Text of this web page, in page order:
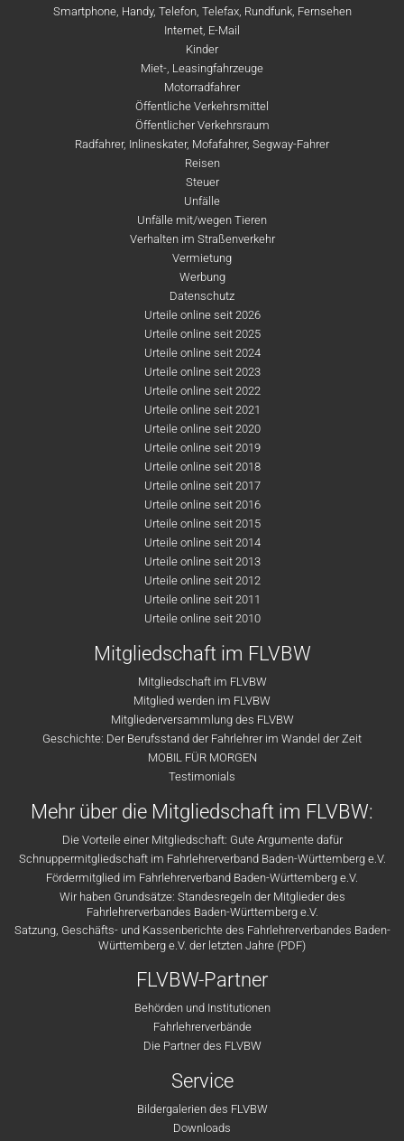
Smartphone, Handy, Telefon, Telefax, Rundfunk, Fernsehen
Internet, E-Mail
Kinder
Miet-, Leasingfahrzeuge
Motorradfahrer
Öffentliche Verkehrsmittel
Öffentlicher Verkehrsraum
Radfahrer, Inlineskater, Mofafahrer, Segway-Fahrer
Reisen
Steuer
Unfälle
Unfälle mit/wegen Tieren
Verhalten im Straßenverkehr
Vermietung
Werbung
Datenschutz
Urteile online seit 2026
Urteile online seit 2025
Urteile online seit 2024
Urteile online seit 2023
Urteile online seit 2022
Urteile online seit 2021
Urteile online seit 2020
Urteile online seit 2019
Urteile online seit 2018
Urteile online seit 2017
Urteile online seit 2016
Urteile online seit 2015
Urteile online seit 2014
Urteile online seit 2013
Urteile online seit 2012
Urteile online seit 2011
Urteile online seit 2010
Mitgliedschaft im FLVBW
Mitgliedschaft im FLVBW
Mitglied werden im FLVBW
Mitgliederversammlung des FLVBW
Geschichte: Der Berufsstand der Fahrlehrer im Wandel der Zeit
MOBIL FÜR MORGEN
Testimonials
Mehr über die Mitgliedschaft im FLVBW:
Die Vorteile einer Mitgliedschaft: Gute Argumente dafür
Schnuppermitgliedschaft im Fahrlehrerverband Baden-Württemberg e.V.
Fördermitglied im Fahrlehrerverband Baden-Württemberg e.V.
Wir haben Grundsätze: Standesregeln der Mitglieder des
Fahrlehrerverbandes Baden-Württemberg e.V.
Satzung, Geschäfts- und Kassenberichte des Fahrlehrerverbandes Baden-
Württemberg e.V. der letzten Jahre (PDF)
FLVBW-Partner
Behörden und Institutionen
Fahrlehrerverbände
Die Partner des FLVBW
Service
Bildergalerien des FLVBW
Downloads